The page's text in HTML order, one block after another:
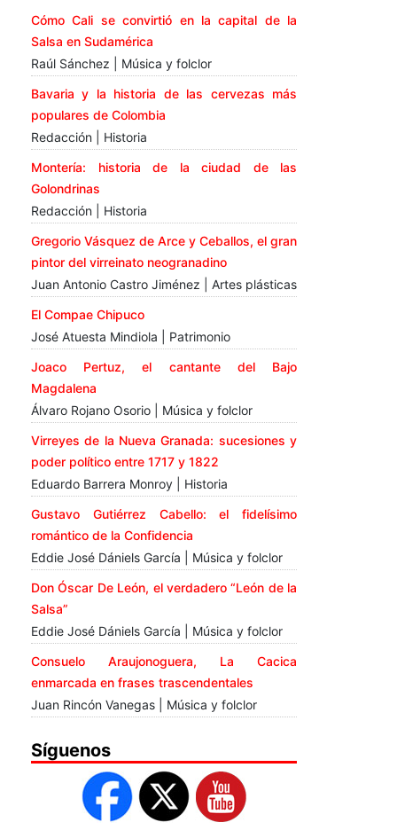
Cómo Cali se convirtió en la capital de la
Salsa en Sudamérica
Raúl Sánchez | Música y folclor
Bavaria y la historia de las cervezas más
populares de Colombia
Redacción | Historia
Montería: historia de la ciudad de las
Golondrinas
Redacción | Historia
Gregorio Vásquez de Arce y Ceballos, el gran
pintor del virreinato neogranadino
Juan Antonio Castro Jiménez | Artes plásticas
El Compae Chipuco
José Atuesta Mindiola | Patrimonio
Joaco Pertuz, el cantante del Bajo
Magdalena
Álvaro Rojano Osorio | Música y folclor
Virreyes de la Nueva Granada: sucesiones y
poder político entre 1717 y 1822
Eduardo Barrera Monroy | Historia
Gustavo Gutiérrez Cabello: el fidelísimo
romántico de la Confidencia
Eddie José Dániels García | Música y folclor
Don Óscar De León, el verdadero “León de la
Salsa”
Eddie José Dániels García | Música y folclor
Consuelo Araujonoguera, La Cacica
enmarcada en frases trascendentales
Juan Rincón Vanegas | Música y folclor
Síguenos